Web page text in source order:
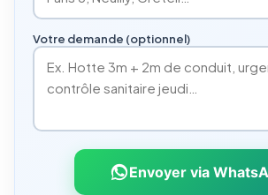
Votre demande (optionnel)
Envoyer via